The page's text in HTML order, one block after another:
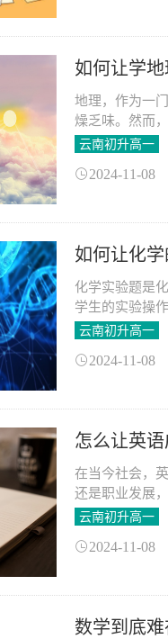
如何让学
地理，作为一
燥乏味。然而
了解我们所生
云南初升高一
2024-11-08
如何让化
化学实验题是
学生的实验操
地进行准备和
云南初升高一
2024-11-08
怎么让英
在当今社会，
还是职业发展
的过程中，常
本文将从多个
云南初升高一
2024-11-08
数学到底难